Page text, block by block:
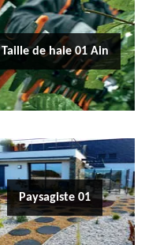
Taille de haie 01 Ain
Paysagiste 01